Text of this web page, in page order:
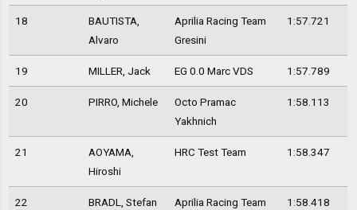
18
BAUTISTA,
Alvaro
Aprilia Racing Team
Gresini
1:57.721
19 MILLER, Jack EG 0.0 Marc VDS 1:57.789
20 PIRRO, Michele
Octo Pramac
Yakhnich
1:58.113
21
AOYAMA,
Hiroshi
HRC Test Team 1:58.347
22 BRADL, Stefan
Aprilia Racing Team
1:58.418